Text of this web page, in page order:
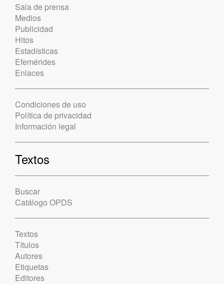
Sala de prensa
Medios
Publicidad
Hitos
Estadísticas
Efemérides
Enlaces
Condiciones de uso
Política de privacidad
Información legal
Textos
Buscar
Catálogo OPDS
Textos
Títulos
Autores
Etiquetas
Editores